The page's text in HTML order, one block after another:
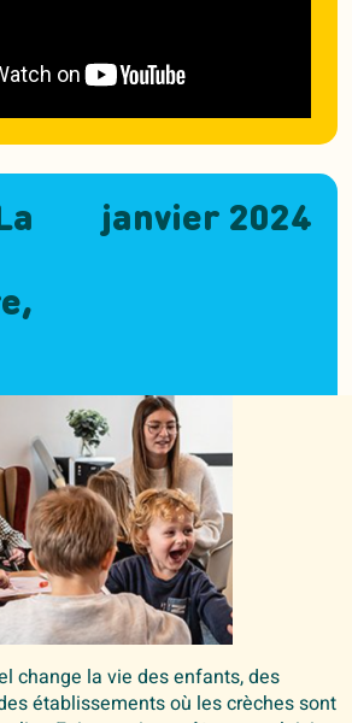
janvier 2024
change la vie des enfants, des
établissements où les crèches sont